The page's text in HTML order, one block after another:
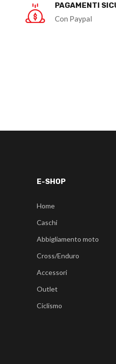
PAGAMENTI
Con Paypal
E-SHOP
Home
Caschi
Abbigliamento moto
Cross/Enduro
Accessori
Outlet
Ciclismo